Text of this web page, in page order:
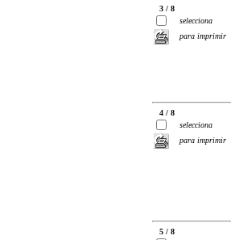
3 / 8
selecciona
para imprimir
4 / 8
selecciona
para imprimir
5 / 8